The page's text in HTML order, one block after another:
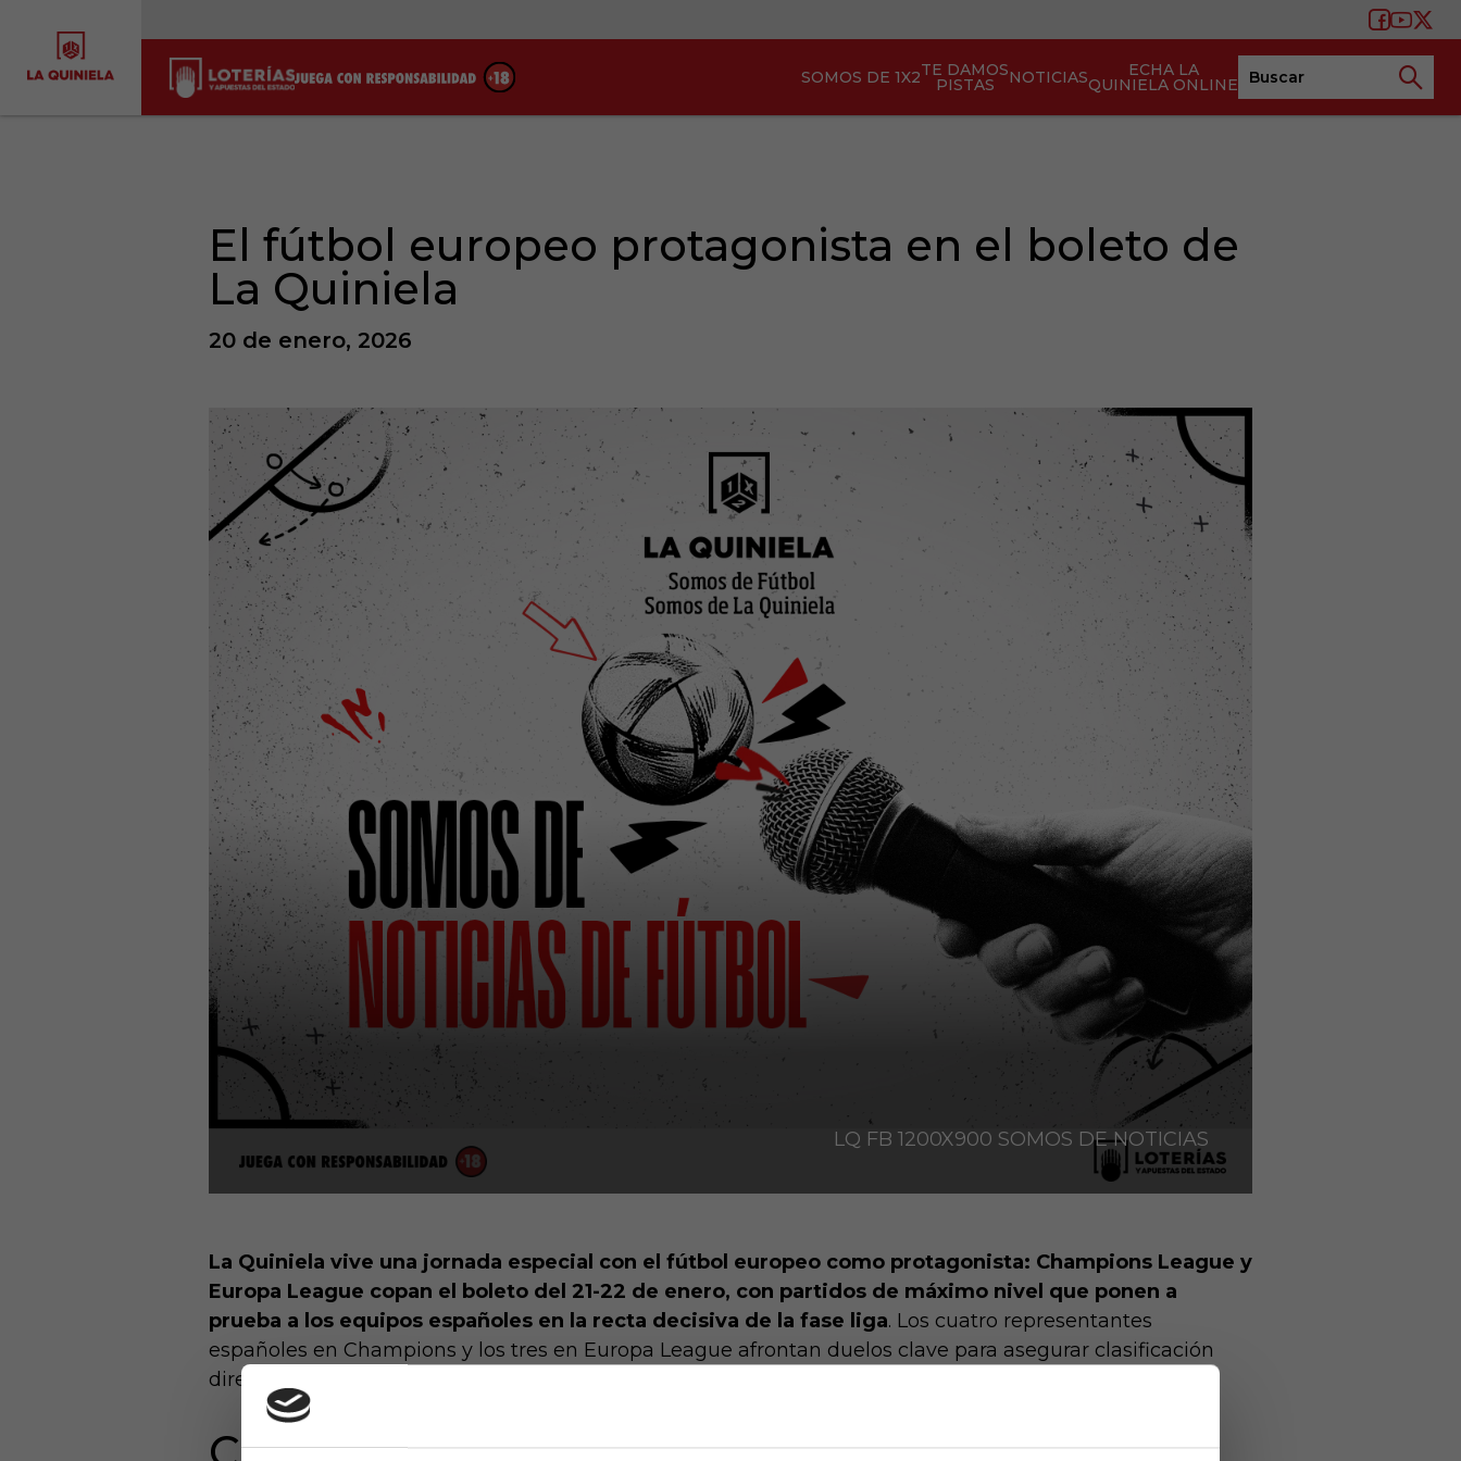
SOMOS DE 1X2TE DAMOS
PISTAS NOTICIAS ECHA LA
QUINIELA ONLINE
El fútbol europeo protagonista en el boleto de
La Quiniela
20 de enero, 2026
LQ FB 1200X900 SOMOS DE NOTICIAS
La Quiniela vive una jornada especial con el fútbol europeo como protagonista: Champions League y
Europa League copan el boleto del 21-22 de enero, con partidos de máximo nivel que ponen a
prueba a los equipos españoles en la recta decisiva de la fase liga. Los cuatro representantes
españoles en Champions y los tres en Europa League afrontan duelos clave para asegurar clasificación
directa o plaza de playoffs, en una semana que mantiene el pulso alto antes del regreso liguero.​